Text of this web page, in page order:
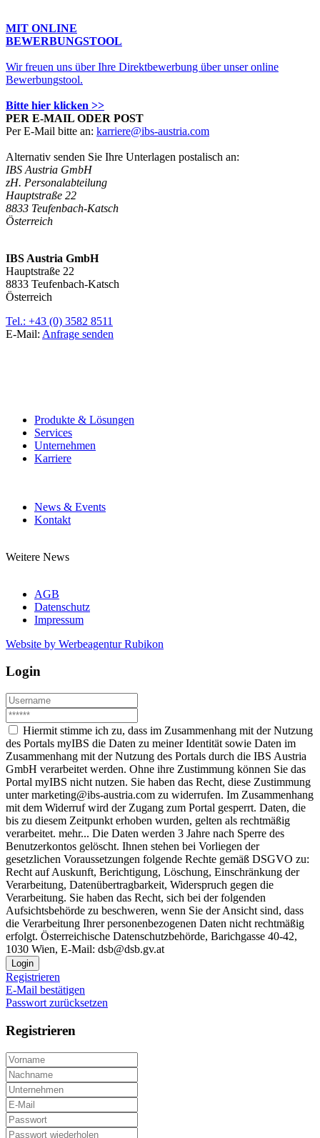
MIT ONLINE
BEWERBUNGSTOOL
Wir freuen uns über Ihre Direktbewerbung über unser online
Bewerbungstool.
Bitte hier klicken >>
PER E-MAIL ODER POST
Per E-Mail bitte an: karriere@ibs-austria.com
Alternativ senden Sie Ihre Unterlagen postalisch an:
IBS Austria GmbH
zH. Personalabteilung
Hauptstraße 22
8833 Teufenbach-Katsch
Österreich
IBS Austria GmbH
Hauptstraße 22
8833 Teufenbach-Katsch
Österreich
Tel.: +43 (0) 3582 8511
E-Mail: Anfrage senden
Produkte & Lösungen
Services
Unternehmen
Karriere
News & Events
Kontakt
Weitere News
AGB
Datenschutz
Impressum
Website by Werbeagentur Rubikon
Login
Hiermit stimme ich zu, dass im Zusammenhang mit der Nutzung
des Portals myIBS die Daten zu meiner Identität sowie Daten im
Zusammenhang mit der Nutzung des Portals durch die IBS Austria
GmbH verarbeitet werden. Ohne ihre Zustimmung können Sie das
Portal myIBS nicht nutzen. Sie haben das Recht, diese Zustimmung
unter marketing@ibs-austria.com zu widerrufen. Im Zusammenhang
mit dem Widerruf wird der Zugang zum Portal gesperrt. Daten, die
bis zu diesem Zeitpunkt erhoben wurden, gelten als rechtmäßig
verarbeitet. mehr... Die Daten werden 3 Jahre nach Sperre des
Benutzerkontos gelöscht. Ihnen stehen bei Vorliegen der
gesetzlichen Voraussetzungen folgende Rechte gemäß DSGVO zu:
Recht auf Auskunft, Berichtigung, Löschung, Einschränkung der
Verarbeitung, Datenübertragbarkeit, Widerspruch gegen die
Verarbeitung. Sie haben das Recht, sich bei der folgenden
Aufsichtsbehörde zu beschweren, wenn Sie der Ansicht sind, dass
die Verarbeitung Ihrer personenbezogenen Daten nicht rechtmäßig
erfolgt. Österreichische Datenschutzbehörde, Barichgasse 40-42,
1030 Wien, E-Mail: dsb@dsb.gv.at
Login
Registrieren
E-Mail bestätigen
Passwort zurücksetzen
Registrieren